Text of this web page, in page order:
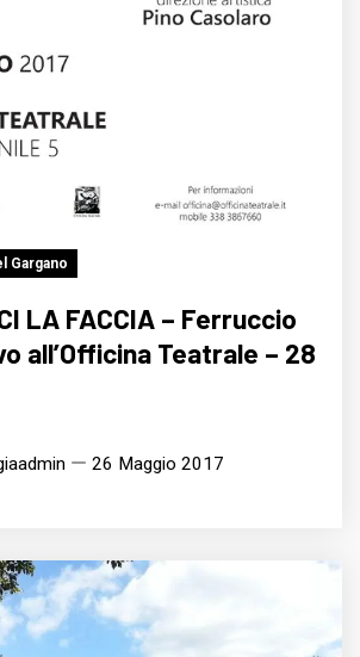
Gargano
LA FACCIA – Ferruccio
all’Officina Teatrale – 28
26 Maggio 2017